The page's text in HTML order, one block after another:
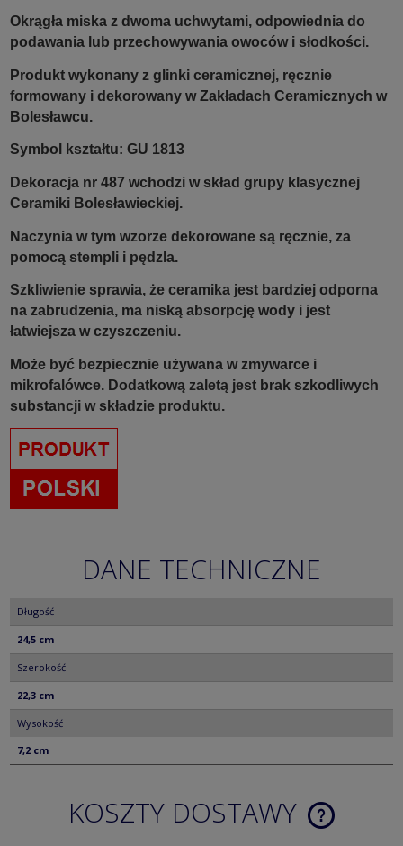
Okrągła miska z dwoma uchwytami, odpowiednia do
podawania lub przechowywania owoców i słodkości.
Produkt wykonany z glinki ceramicznej, ręcznie
formowany i dekorowany w Zakładach Ceramicznych w
Bolesławcu.
Symbol kształtu: GU 1813
Dekoracja nr 487 wchodzi w skład grupy klasycznej
Ceramiki Bolesławieckiej.
Naczynia w tym wzorze dekorowane są ręcznie, za
pomocą stempli i pędzla.
Szkliwienie sprawia, że ceramika jest bardziej odporna
na zabrudzenia, ma niską absorpcję wody i jest
łatwiejsza w czyszczeniu.
Może być bezpiecznie używana w zmywarce i
mikrofalówce. Dodatkową zaletą jest brak szkodliwych
substancji w składzie produktu.
DANE TECHNICZNE
Długość
24,5 cm
Szerokość
22,3 cm
Wysokość
7,2 cm
KOSZTY DOSTAWY
CENA NIE